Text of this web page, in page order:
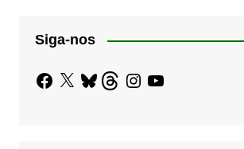
Siga-nos
Facebook
X BlueskyThreadsInstagram
YouTube